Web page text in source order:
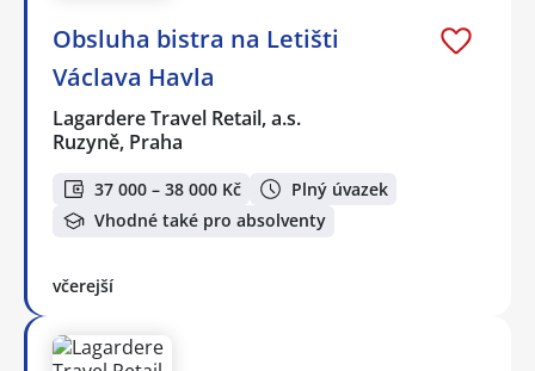
Obsluha bistra na Letišti
Václava Havla
Lagardere Travel Retail, a.s.
Ruzyně, Praha
37 000 – 38 000 Kč
Plný úvazek
Vhodné také pro absolventy
včerejší